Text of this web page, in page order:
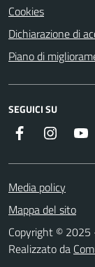
Cookies
Dichiarazione di
Piano di
SEGUICI SU
Facebook
Media policy
Mappa del sito
Copyright © 2025
Realizzato da